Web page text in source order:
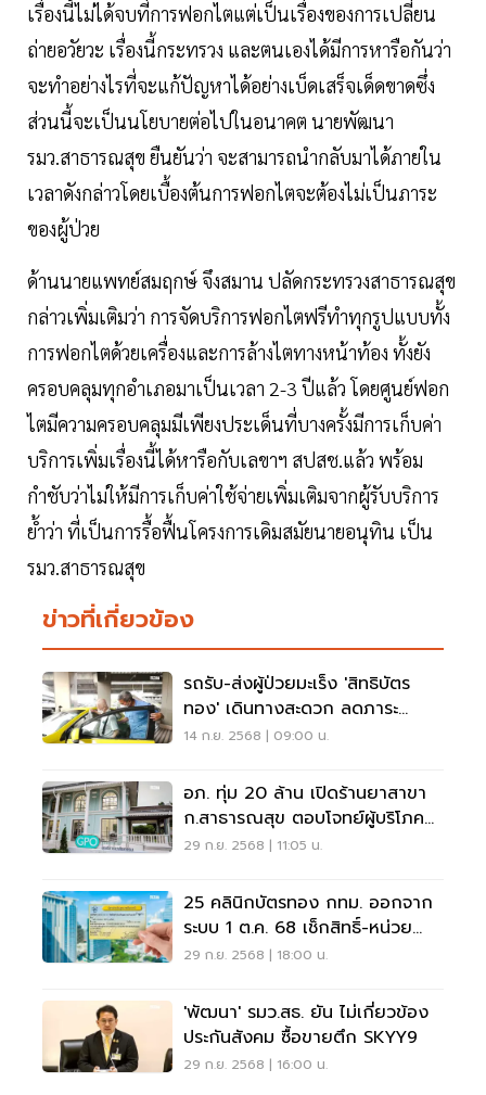
เรื่องนี้ไม่ได้จบที่การฟอกไตแต่เป็นเรื่องของการเปลี่ยน
ถ่ายอวัยวะ เรื่องนี้กระทรวง และตนเองได้มีการหารือกันว่า
จะทำอย่างไรที่จะแก้ปัญหาได้อย่างเบ็ดเสร็จเด็ดขาดซึ่ง
ส่วนนี้จะเป็นนโยบายต่อไปในอนาคต นายพัฒนา
รมว.สาธารณสุข ยืนยันว่า จะสามารถนำกลับมาได้ภายใน
เวลาดังกล่าวโดยเบื้องต้นการฟอกไตจะต้องไม่เป็นภาระ
ของผู้ป่วย
ด้านนายแพทย์สมฤกษ์ จึงสมาน ปลัดกระทรวงสาธารณสุข
กล่าวเพิ่มเติมว่า การจัดบริการฟอกไตฟรีทำทุกรูปแบบทั้ง
การฟอกไตด้วยเครื่องและการล้างไตทางหน้าท้อง ทั้งยัง
ครอบคลุมทุกอำเภอมาเป็นเวลา 2-3 ปีแล้ว โดยศูนย์ฟอก
ไตมีความครอบคลุมมีเพียงประเด็นที่บางครั้งมีการเก็บค่า
บริการเพิ่มเรื่องนี้ได้หารือกับเลขาฯ สปสช.แล้ว พร้อม
กำชับว่าไม่ให้มีการเก็บค่าใช้จ่ายเพิ่มเติมจากผู้รับบริการ
ย้ำว่า ที่เป็นการรื้อฟื้นโครงการเดิมสมัยนายอนุทิน เป็น
รมว.สาธารณสุข
ข่าวที่เกี่ยวข้อง
รถรับ-ส่งผู้ป่วยมะเร็ง 'สิทธิบัตร
ทอง' เดินทางสะดวก ลดภาระ
ครอบครัว
14 ก.ย. 2568 | 09:00 น.
อภ. ทุ่ม 20 ล้าน เปิดร้านยาสาขา
ก.สาธารณสุข ตอบโจทย์ผู้บริโภค
ยุคใหม่
29 ก.ย. 2568 | 11:05 น.
25 คลินิกบัตรทอง กทม. ออกจาก
ระบบ 1 ต.ค. 68 เช็กสิทธิ์-หน่วย
ปฐมภูมิใหม่
29 ก.ย. 2568 | 18:00 น.
'พัฒนา' รมว.สธ. ยัน ไม่เกี่ยวข้อง
ประกันสังคม ซื้อขายตึก SKYY9
29 ก.ย. 2568 | 16:00 น.